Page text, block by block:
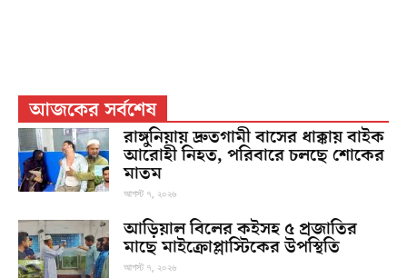
আজকের সর্বশেষ
রাঙ্গুনিয়ায় দ্রুতগামী বাসের ধাক্কায় বাইক
আরোহী নিহত, পরিবারে চলছে শোকের
মাতম
আগস্ট ৭, ২০২৬
আড়িয়াল বিলের কইসহ ৫ প্রজাতির
মাছে মাইক্রোপ্লাস্টিকের উপস্থিতি
আগস্ট ৭, ২০২৬